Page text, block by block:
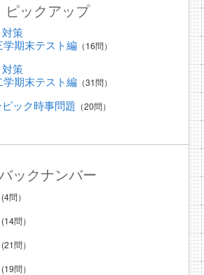
ピックアップ
策
学期末テスト編（16問）
策
学期末テスト編（31問）
ック時事問題 （20問）
ックナンバー
(4問）
(14問）
(21問）
(19問）